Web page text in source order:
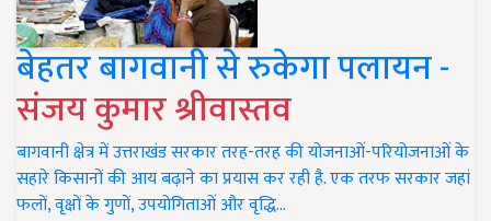
बेहतर बागवानी से रुकेगा पलायन -
संजय कुमार श्रीवास्तव
बागवानी क्षेत्र में उत्तराखंड सरकार तरह-तरह की योजनाओं-परियोजनाओं के
सहारे किसानों की आय बढ़ाने का प्रयास कर रही है. एक तरफ सरकार जहां
फलों, वृक्षों के गुणों, उपयोगिताओं और वृद्धि…